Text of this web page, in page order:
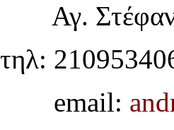
Αγ.
τηλ:
email: